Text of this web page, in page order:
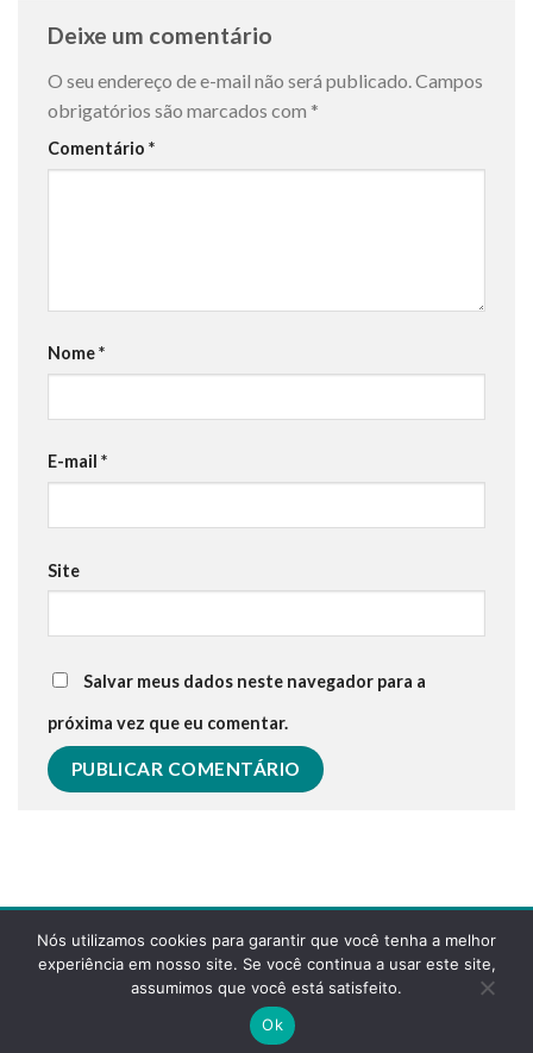
Deixe um comentário
O seu endereço de e-mail não será publicado.Campos
obrigatórios são marcados com *
Comentário *
Nome*
E-mail *
Site
Salvar meus dados neste navegador para a
próxima vez que eu comentar.
POLÍTICA DE PRIVACIDADE FAQS
Desenvolvido pela reticências
Nós utilizamos cookies para garantir que você tenha a melhor
experiência em nosso site. Se você continua a usar este site,
assumimos que você está satisfeito.
Ok